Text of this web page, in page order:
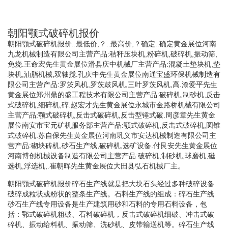
朝阳颚式破碎机报价
朝阳颚式破碎机报价..最低价,？..最高价,？确定..确定黄金展位河南
九龙机械制造有限公司主营产品:秸秆压块机,粉碎机,破碎机,振动筛,
免烧.王命宏先生黄金展位滑县庆中机械厂主营产品:混凝土垫块机,垫
块机,油脂机械,双轴搅.孔庆中先生黄金展位南通宝盛环保机械制造有
限公司主营产品:罗茨风机,罗茨鼓风机,三叶罗茨风机,高.漆爱平先生
黄金展位郑州鼎的盛工程技术有限公司主营产品:破碎机,制砂机,反击
式破碎机,细碎机,碎.赵宏才先生黄金展位永城市金路桥机械有限公司
主营产品:颚式破碎机,反击式破碎机,反击型锤式破.周彦章先生黄金
展位南安市宝元矿机服务部主营产品:颚式破碎机,反击式破碎机,圆锥
式破碎机.苏自保先生黄金展位河南巩义市安达机械制造有限公司主
营产品:砌块砖机,砂石生产线,破碎机,选矿设备.付艮安先生黄金展位
河南博创机械设备制造有限公司主营产品:破碎机,制砂机,球磨机,磁
选机,浮选机,.崔朝晖先生黄金展位大田县弘石机械厂主。
朝阳颚式破碎机报价碎石生产线就是把大块石头经过多种破碎设备
破碎成粒状或粉状的整条生产线。石料生产线的组成：碎石生产线
砂石生产线专用设备是生产建筑用砂和石料的专用石料设备，包
括：鄂式破碎机粗破、石料破碎机，反击式破碎机细破、冲击式破
碎机、振动给料机、振动筛、洗砂机、皮带输送机等。碎石生产线